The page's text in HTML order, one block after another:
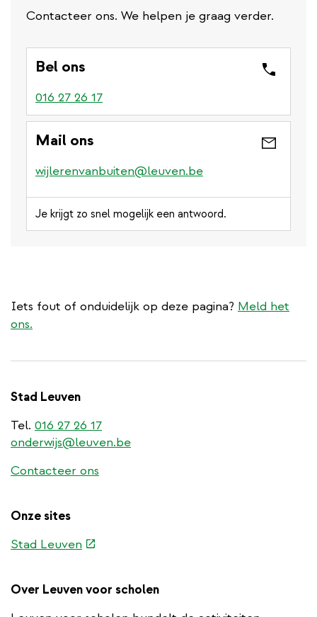
Contacteer ons. We helpen je graag verder.
Bel ons
016 27 26 17
Mail ons
wijlerenvanbuiten@leuven.be
Je krijgt zo snel mogelijk een antwoord.
Iets fout of onduidelijk op deze pagina? Meld het
ons.
Stad Leuven
Tel. 016 27 26 17
onderwijs@leuven.be
Contacteer ons
Onze sites
Stad Leuven (externe
Over Leuven voor scholen